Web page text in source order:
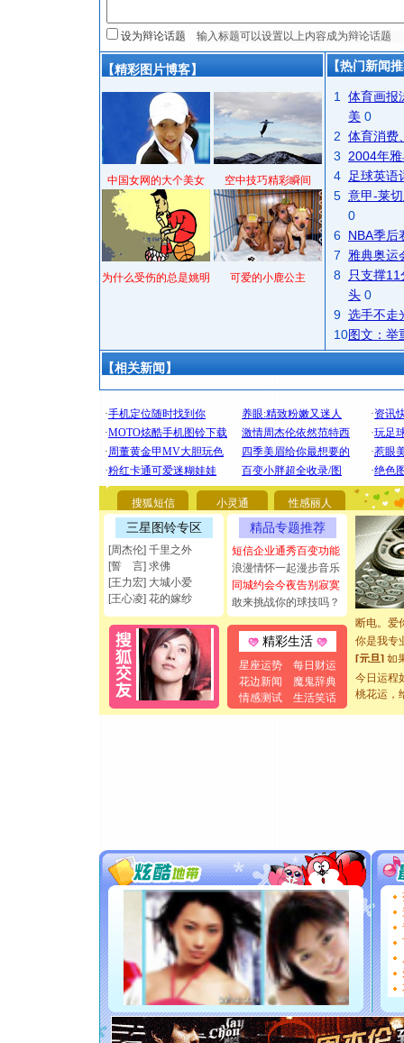
设为辩论话题
【精彩图片博客】
中国女网的大个美女 空中技巧精彩瞬间
为什么受伤的总是姚明 可爱的小鹿公主
【热门新闻
1
体育画报
美 0
2 体育消费
3
2004年
4
足球英语
5 意甲-莱
0
6 NBA季后
7
雅典奥运
8
只支撑
头 0
9 选手不走
10图文：举
【相关新闻】
搜狐短信 小灵通 性感丽人
三星图铃专区
[周杰伦] 千里之外
[誓 言] 求佛
[王力宏] 大城小爱
[王心凌] 花的嫁纱
精品专题推荐
短信企业通秀百变功能
浪漫情怀一起漫步音乐
同城约会今夜告别寂寞
敢来挑战你的球技吗？
精彩生活
星座运势
每日财运
花边新闻
魔鬼辞典
情感测试
生活笑话
[圣诞节]
你太多
要平安！
[圣诞节]
能正大光
都要快乐
[圣诞节]
如意,快
[元旦]看
断电。爱
你是我专
[元旦]
如
离。水晶
送你一棵
[圣诞节]
你太多，
要平安
[圣诞节]
能正大
都要快乐
[圣诞节]
如意,快
[元旦]看
断电。爱
今日运程
桃花运，